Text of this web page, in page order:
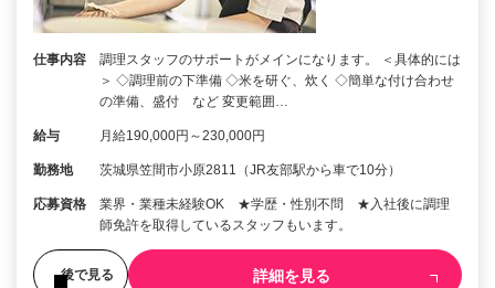
仕事内容
調理スタッフのサポートがメインになります。 ＜具体的には
＞ ◇調理前の下準備 ◇米を研ぐ、炊く ◇簡単な付け合わせ
の準備、盛付 など 変更範囲…
給与 月給190,000円～230,000円
勤務地 茨城県笠間市小原2811（JR友部駅から車で10分）
応募資格
業界・業種未経験OK ★学歴・性別不問 ★入社後に調理
師免許を取得しているスタッフもいます。
後で見る 詳細を見る